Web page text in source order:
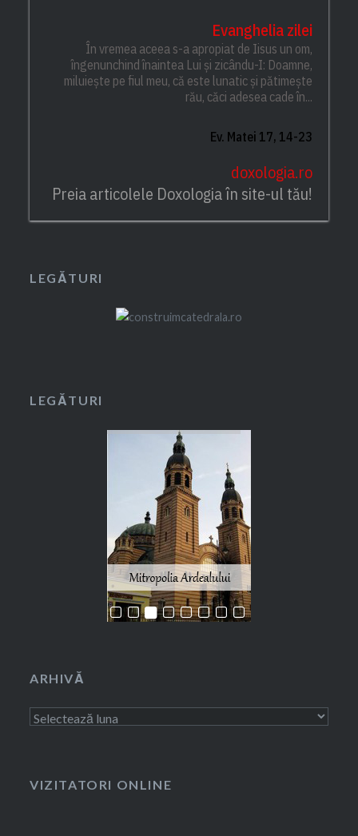
Evanghelia zilei
În vremea aceea s-a apropiat de Iisus un om,
îngenunchind înaintea Lui și zicându-I: Doamne,
miluiește pe fiul meu, că este lunatic și pătimește
rău, căci adesea cade în...
Ev. Matei 17, 14-23
doxologia.ro
Preia articolele Doxologia în site-ul tău!
LEGĂTURI
LEGĂTURI
ARHIVĂ
Arhivă
VIZITATORI ONLINE